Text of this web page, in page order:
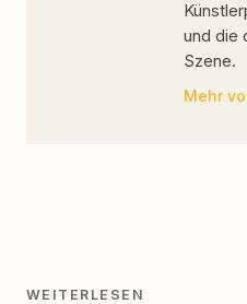
und die
Szene.
Mehr
WEITERLESEN